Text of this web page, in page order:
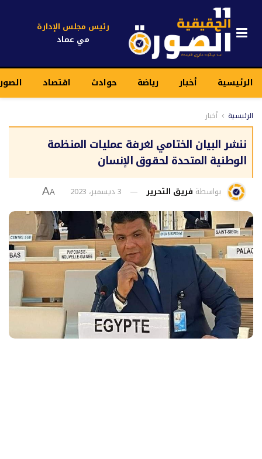
رئيس مجلس الإدارة
مي عماد
الرئيسية أخبار رياضة حوادث اقتصاد
الرئيسية أخبار
ننشر البيان الختامي لغرفة عمليات المنظمة
الوطنية المتحدة لحقوق الإنسان
بواسطة فريق التحرير 3 ديسمبر، 2023 A
A